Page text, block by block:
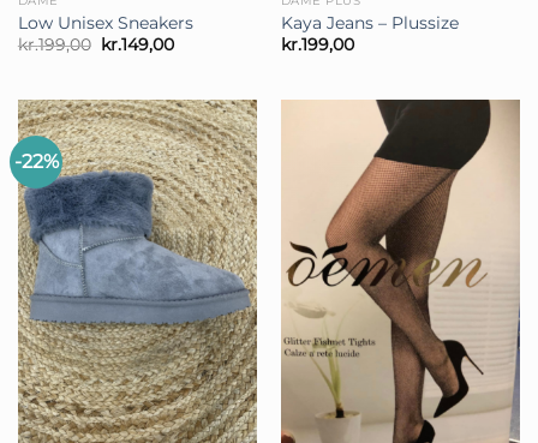
Low Unisex Sneakers
kr.199,00 Den
oprindelige
kr.199,00.
kr.149,00Den
kr.149,00.
Kaya Jeans – Plussize
kr.199,00
-22%